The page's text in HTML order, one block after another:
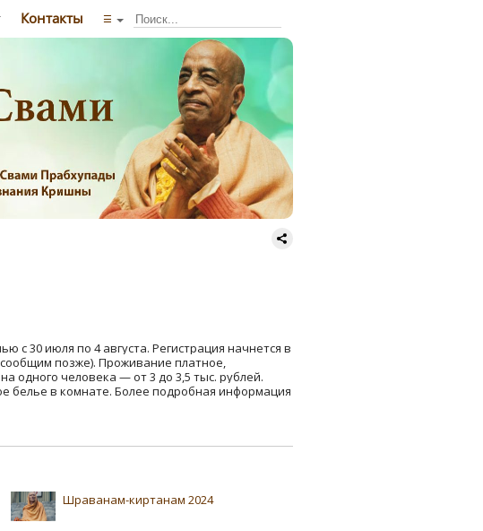
Контакты ☰
c 30 июля по 4 августа. Регистрация начнется в
позже). Проживание платное,
одного человека — от 3 до 3,5 тыс. рублей.
белье в комнате. Более подробная информация
Шраванам-киртанам 2024